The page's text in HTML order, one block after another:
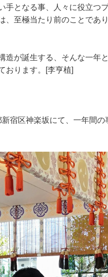
となる事、人々に役立つ
、至極当たり前のことであ
造が誕生する、そんな一年
おります。[李亨植]
宿区神楽坂にて、一年間